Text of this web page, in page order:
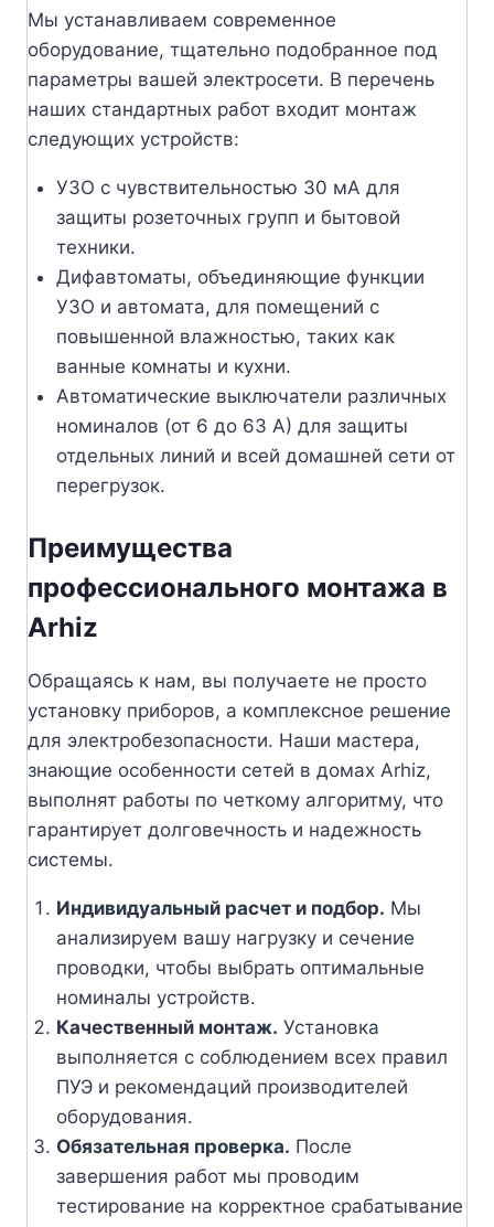
Мы устанавливаем современное
оборудование, тщательно подобранное под
параметры вашей электросети. В перечень
наших стандартных работ входит монтаж
следующих устройств:
УЗО с чувствительностью 30 мА для
защиты розеточных групп и бытовой
техники.
Дифавтоматы, объединяющие функции
УЗО и автомата, для помещений с
повышенной влажностью, таких как
ванные комнаты и кухни.
Автоматические выключатели различных
номиналов (от 6 до 63 А) для защиты
отдельных линий и всей домашней сети от
перегрузок.
Преимущества
профессионального монтажа в
Arhiz
Обращаясь к нам, вы получаете не просто
установку приборов, а комплексное решение
для электробезопасности. Наши мастера,
знающие особенности сетей в домах Arhiz,
выполнят работы по четкому алгоритму, что
гарантирует долговечность и надежность
системы.
Индивидуальный расчет и подбор. Мы
анализируем вашу нагрузку и сечение
проводки, чтобы выбрать оптимальные
номиналы устройств.
Качественный монтаж. Установка
выполняется с соблюдением всех правил
ПУЭ и рекомендаций производителей
оборудования.
Обязательная проверка. После
завершения работ мы проводим
тестирование на корректное срабатывание